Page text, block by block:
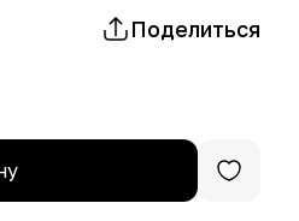
Поделиться